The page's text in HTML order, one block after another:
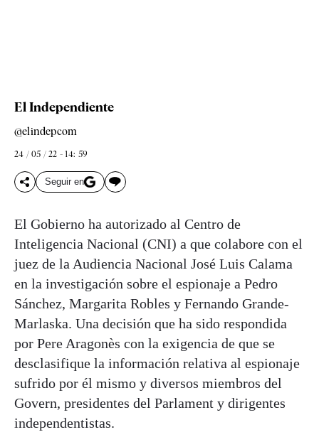
El Independiente
@elindepcom
24 / 05 / 22 - 14: 59
Seguir en
El Gobierno ha autorizado al Centro de
Inteligencia Nacional (CNI) a que colabore con el
juez de la Audiencia Nacional José Luis Calama
en la investigación sobre el espionaje a Pedro
Sánchez, Margarita Robles y Fernando Grande-
Marlaska. Una decisión que ha sido respondida
por Pere Aragonès con la exigencia de que se
desclasifique la información relativa al espionaje
sufrido por él mismo y diversos miembros del
Govern, presidentes del Parlament y dirigentes
independentistas.